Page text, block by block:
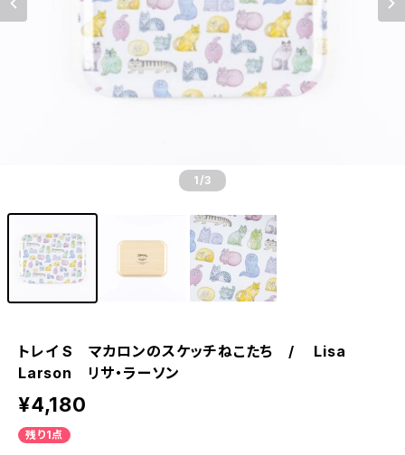
1 /3
トレイ S マカロンのスケッチねこたち / Lisa
Larson リサ・ラーソン
¥4,180
残り1点